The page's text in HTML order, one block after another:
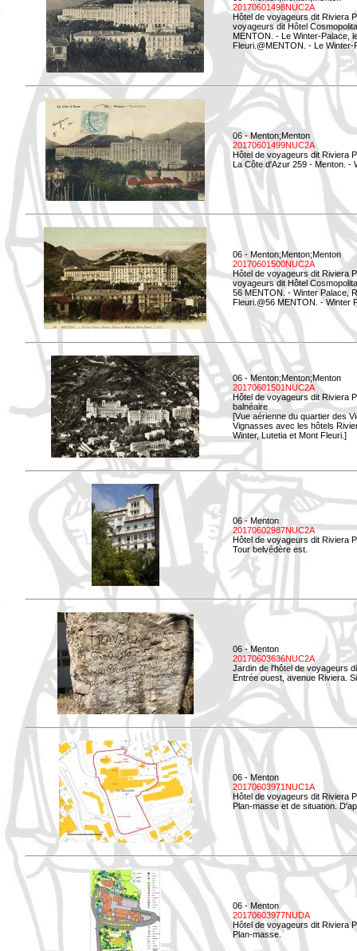
20170601498NUC2A
Hôtel de voyageurs dit Riviera
voyageurs dit Hôtel
MENTON. - Le Winter-Palace,
Fleuri.@MENTON. - Le
06 - Menton;Menton
20170601499NUC2A
Hôtel de voyageurs dit Riviera
La Côte d'Azur 259 - Menton. -
06 - Menton;Menton;Menton
20170601500NUC2A
Hôtel de voyageurs dit Riviera
voyageurs dit Hôtel
56 MENTON. - Winter Palace,
Fleuri.@56 MENTON. - Winter
06 - Menton;Menton;Menton
20170601501NUC2A
Hôtel de voyageurs dit Riviera
balnéaire
[Vue aérienne du quartier des
Vignasses avec les hôtels
Winter, Lutetia et Mont Fleuri.]
06 - Menton
20170602987NUC2A
Hôtel de voyageurs dit Riviera
Tour belvédère est.
06 - Menton
20170603636NUC2A
Jardin de l'hôtel de voyageurs
Entrée ouest, avenue Riviera.
06 - Menton
20170603971NUC1A
Hôtel de voyageurs dit Riviera
Plan-masse et de situation.
06 - Menton
20170603977NUDA
Hôtel de voyageurs dit Riviera
Plan-masse.